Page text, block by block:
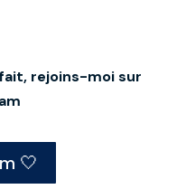
rejoins-moi sur
🤍